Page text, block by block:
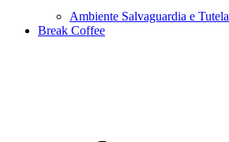
Ambiente Salvaguardia e Tutela
Break Coffee